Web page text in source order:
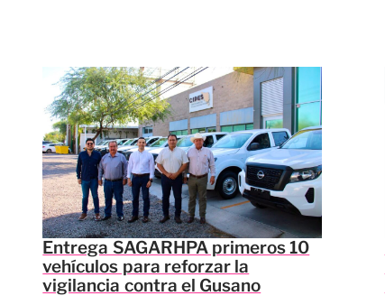
Entrega SAGARHPA primeros 10
vehículos para reforzar la
vigilancia contra el Gusano